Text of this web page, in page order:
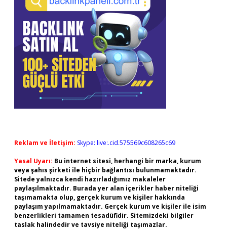
Reklam ve İletişim: Skype: live:.cid.575569c608265c69
Yasal Uyarı: Bu internet sitesi, herhangi bir marka, kurum
veya şahıs şirketi ile hiçbir bağlantısı bulunmamaktadır.
Sitede yalnızca kendi hazırladığımız makaleler
paylaşılmaktadır. Burada yer alan içerikler haber niteliği
taşımamakta olup, gerçek kurum ve kişiler hakkında
paylaşım yapılmamaktadır. Gerçek kurum ve kişiler ile isim
benzerlikleri tamamen tesadüfidir. Sitemizdeki bilgiler
taslak halindedir ve tavsiye niteliği taşımazlar.